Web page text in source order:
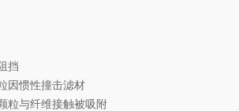
挡
因惯性撞击滤材
粒与纤维接触被吸附